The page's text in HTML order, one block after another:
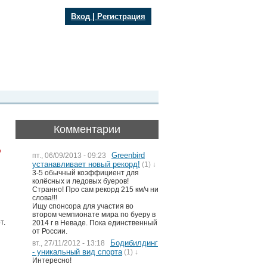
Вход Регистрация
Комментарии
пт., 06/09/2013 - 09:23
Greenbird
устанавливает новый рекорд! (1) ↓
3-5 обычный коэффициент для
колёсных и ледовых буеров!
Странно! Про сам рекорд 215 км/ч ни
слова!!!
Ищу спонсора для участия во
втором чемпионате мира по буеру в
2014 г в Неваде. Пока единственный
от России.
вт., 27/11/2012 - 13:18
Бодибилдинг
- уникальный вид спорта (1) ↓
Интересно!